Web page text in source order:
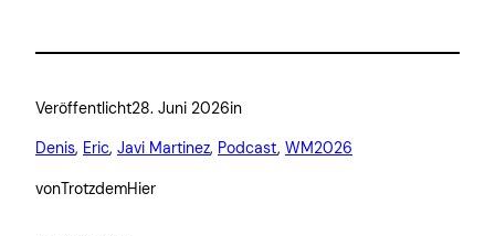
Veröffentlicht28. Juni 2026in
Denis, Eric, Javi Martinez, Podcast, WM2026
vonTrotzdemHier